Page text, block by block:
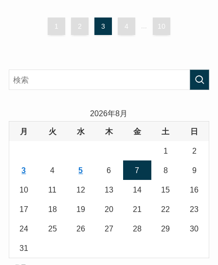
1 2 3 4 ... 10
2026年8月
月 火 水 木 金 土 日
1 2
3 4 5 6 7 8 9
10 11 12 13 14 15 16
17 18 19 20 21 22 23
24 25 26 27 28 29 30
31